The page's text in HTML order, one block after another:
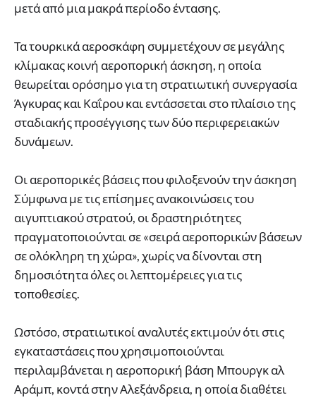
μετά από μια μακρά περίοδο έντασης.
Τα τουρκικά αεροσκάφη συμμετέχουν σε μεγάλης
κλίμακας κοινή αεροπορική άσκηση, η οποία
θεωρείται ορόσημο για τη στρατιωτική συνεργασία
Άγκυρας και Καΐρου και εντάσσεται στο πλαίσιο της
σταδιακής προσέγγισης των δύο περιφερειακών
δυνάμεων.
Οι αεροπορικές βάσεις που φιλοξενούν την άσκηση
Σύμφωνα με τις επίσημες ανακοινώσεις του
αιγυπτιακού στρατού, οι δραστηριότητες
πραγματοποιούνται σε «σειρά αεροπορικών βάσεων
σε ολόκληρη τη χώρα», χωρίς να δίνονται στη
δημοσιότητα όλες οι λεπτομέρειες για τις
τοποθεσίες.
Ωστόσο, στρατιωτικοί αναλυτές εκτιμούν ότι στις
εγκαταστάσεις που χρησιμοποιούνται
περιλαμβάνεται η αεροπορική βάση Μπουργκ αλ
Αράμπ, κοντά στην Αλεξάνδρεια, η οποία διαθέτει